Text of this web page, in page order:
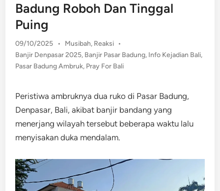
Badung Roboh Dan Tinggal
Puing
09/10/2025 •
Posted
in
Musibah, Reaksi •
Banjir Denpasar 2025, Banjir Pasar Badung, Info Kejadian Bali,
Pasar Badung Ambruk, Pray For Bali
Peristiwa ambruknya dua ruko di Pasar Badung,
Denpasar, Bali, akibat banjir bandang yang
menerjang wilayah tersebut beberapa waktu lalu
menyisakan duka mendalam.